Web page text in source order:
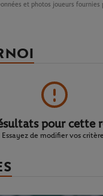
et photos joueurs fournies
pour cette
Essayez de modifier vos